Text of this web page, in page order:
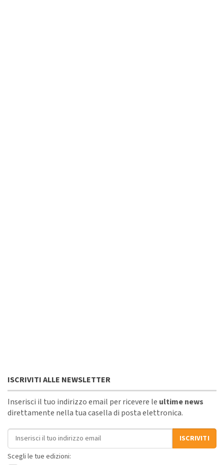
ISCRIVITI ALLE NEWSLETTER
Inserisci il tuo indirizzo email per ricevere le ultime news
direttamente nella tua casella di posta elettronica.
Indirizzo email
ISCRIVITI
Scegli le tue edizioni: